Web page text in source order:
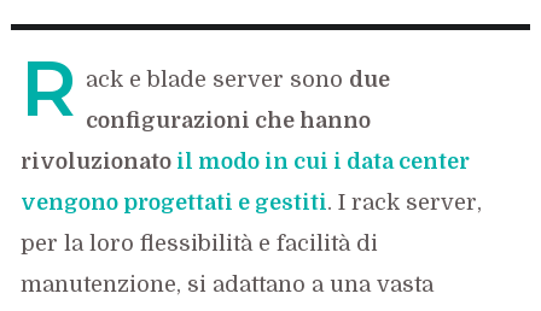
R ack e blade server sono due
configurazioni che hanno
rivoluzionato il modo in cui i data center
vengono progettati e gestiti. I rack server,
per la loro flessibilità e facilità di
manutenzione, si adattano a una vasta